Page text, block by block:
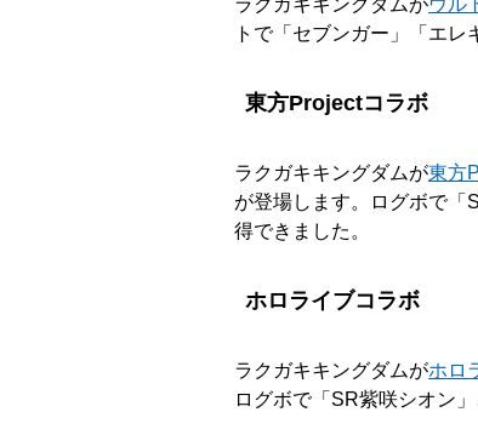
トで「セブンガー」「エレ
東方Projectコラボ
ラクガキキングダムが東方
が登場します。ログボで「
得できました。
ホロライブコラボ
ラクガキキングダムがホロ
ログボで「SR紫咲シオン